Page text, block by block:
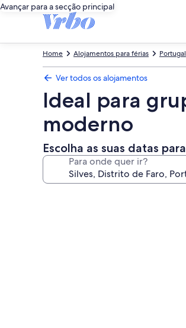
Avançar para a secção principal
Portugal
Alojamentos para férias
Home
Ver todos os alojamentos
Ideal para
moderno
Escolha as suas datas
Para onde quer ir?